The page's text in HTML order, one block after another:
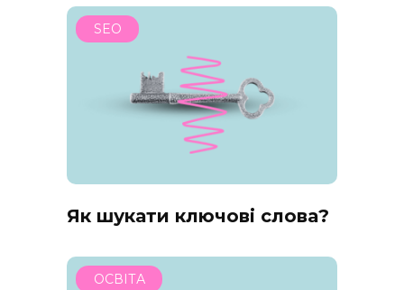
SEO
Як шукати ключові слова?
ОСВІТА